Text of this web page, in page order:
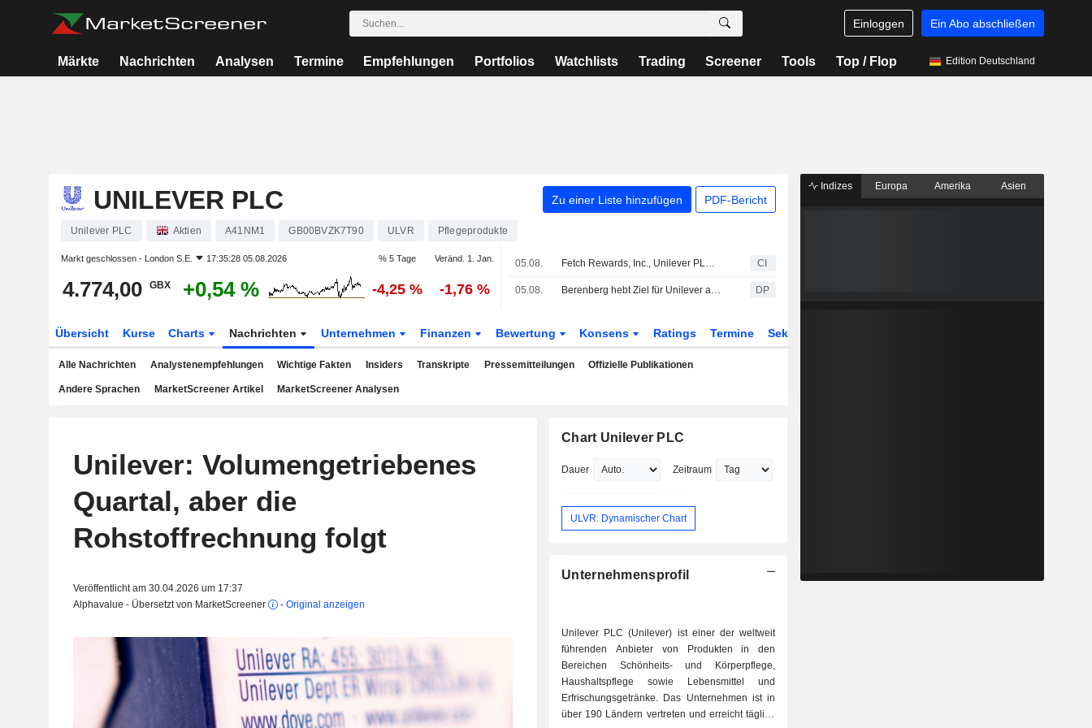
Einloggen Ein Abo abschließen
Märkte Nachrichten Analysen Termine Empfehlungen Portfolios Watchlists Trading Screener Tools Top / Flop Edition Deutschland
UNILEVER PLC Zu einer Liste hinzufügen PDF-Bericht
Unilever PLC Aktien A41NM1 GB00BVZK7T90 ULVR Pflegeprodukte
Markt geschlossen - London S.E. 17:35:28 05.08.2026 % 5 Tage Veränd. 1. Jan.
4.774,00 GBX +0,54 % -4,25 % -1,76 %
05.08. Fetch Rewards, Inc., Unilever PLC und WPP PLC starten branchenweit erstes Rewarded-Videoformat für Konsumenten mit Kaufabsicht CI
05.08. Berenberg hebt Ziel für Unilever auf 5050 Pence - 'Hold' DP
Übersicht Kurse Charts Nachrichten Unternehmen Finanzen Bewertung Konsens Ratings Termine Sektor
Alle Nachrichten Analystenempfehlungen Wichtige Fakten Insiders Transkripte Pressemitteilungen Offizielle Publikationen
Andere Sprachen MarketScreener Artikel MarketScreener Analysen
Unilever: Volumengetriebenes
Quartal, aber die
Rohstoffrechnung folgt
Veröffentlicht am 30.04.2026 um 17:37
Alphavalue - Übersetzt von MarketScreener
- Original anzeigen
Chart Unilever PLC
Dauer Zeitraum
ULVR: Dynamischer Chart
Unternehmensprofil
Unilever PLC (Unilever) ist einer der weltweit
führenden Anbieter von Produkten in den
Bereichen Schönheits- und Körperpflege,
Haushaltspflege sowie Lebensmittel und
Erfrischungsgetränke. Das Unternehmen ist in
über 190 Ländern vertreten und erreicht täglich
Indizes Europa Amerika Asien